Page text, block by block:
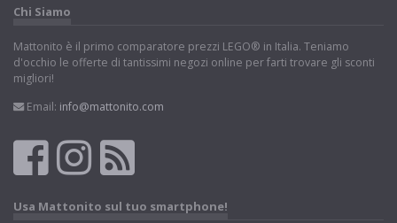
Chi Siamo
Mattonito è il primo comparatore prezzi LEGO® in Italia. Teniamo
d'occhio le offerte di tantissimi negozi online per farti trovare gli sconti
migliori!
Email: info@mattonito.com
Usa Mattonito sul tuo smartphone!